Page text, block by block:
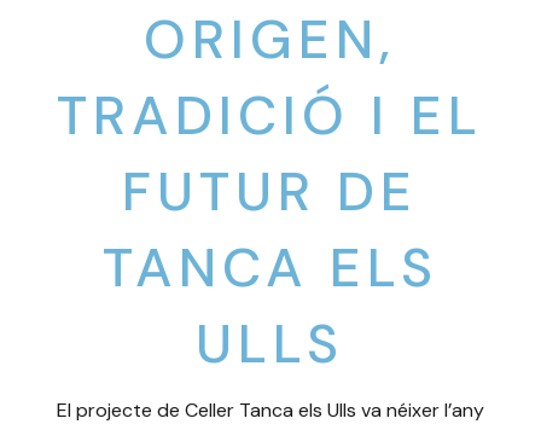
ORIGEN,
TRADICIÓ I EL
FUTUR DE
TANCA ELS
ULLS
El projecte de Celler Tanca els Ulls va néixer l’any